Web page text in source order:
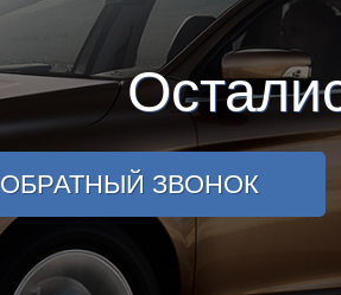
ОБРАТНЫЙ ЗВОНОК